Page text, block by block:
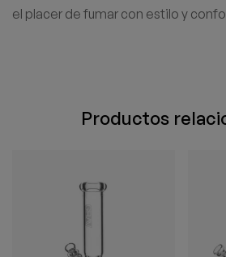
el placer de fumar con estilo y
Productos